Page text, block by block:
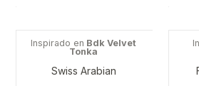
Inspirado en Bdk Velvet
Tonka
Swiss Arabian